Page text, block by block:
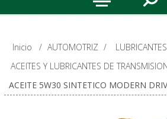
Inicio / AUTOMOTRIZ / LUBRICANTES
ACEITES Y LUBRICANTES DE
ACEITE 5W30 SINTETICO MODERN